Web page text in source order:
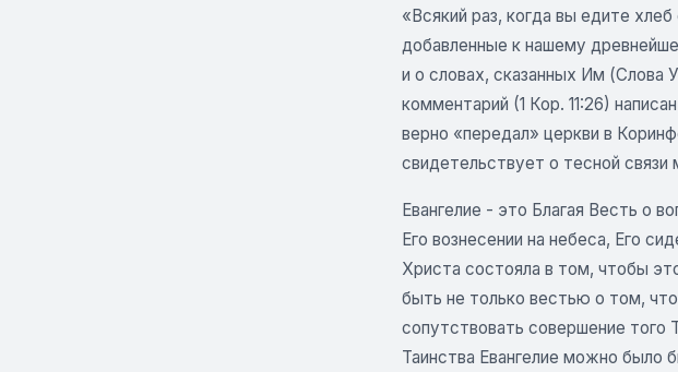
«Всякий раз, когда вы едите
добавленные к нашему
и о словах, сказанных Им (Слова
комментарий (1 Кор. 11:26)
верно «передал» церкви в
свидетельствует о тесной
Евангелие - это Благая Весть о
Его вознесении на небеса, Его
Христа состояла в том, чтобы
быть не только вестью о том,
сопутствовать совершение того
Таинства Евангелие можно было